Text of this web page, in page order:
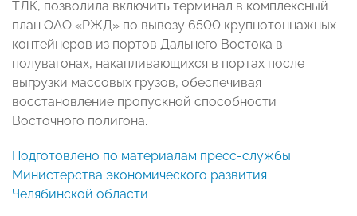
ТЛК, позволила включить терминал в комплексный
план ОАО «РЖД» по вывозу 6500 крупнотоннажных
контейнеров из портов Дальнего Востока в
полувагонах, накапливающихся в портах после
выгрузки массовых грузов, обеспечивая
восстановление пропускной способности
Восточного полигона.
Подготовлено по материалам пресс-службы
Министерства экономического развития
Челябинской области